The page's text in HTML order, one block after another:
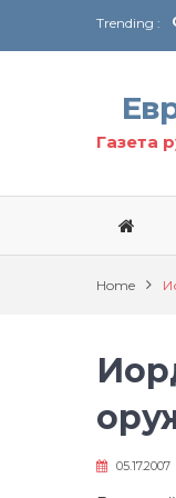
Trending :
Газета
Home
05.17.2007